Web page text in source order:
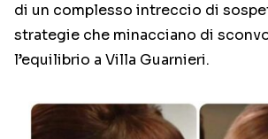
di un complesso intreccio di
strategie che minacciano di
l’equilibrio a Villa Guarnieri.